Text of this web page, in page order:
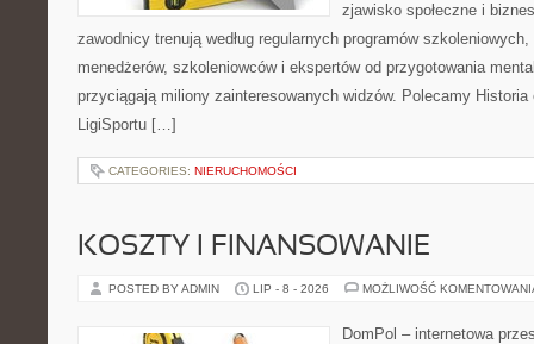
zjawisko społeczne i
zawodnicy trenują według regularnych programów
menedżerów, szkoleniowców i ekspertów od przygotowania
przyciągają miliony zainteresowanych widzów. Polecamy
LigiSportu […]
CATEGORIES: NIERUCHOMOŚCI
KOSZTY I FINANSOWANIE
POSTED BY ADMIN LIP - 8 - 2026 MOŻLIWOŚĆ
DomPol – internetowa